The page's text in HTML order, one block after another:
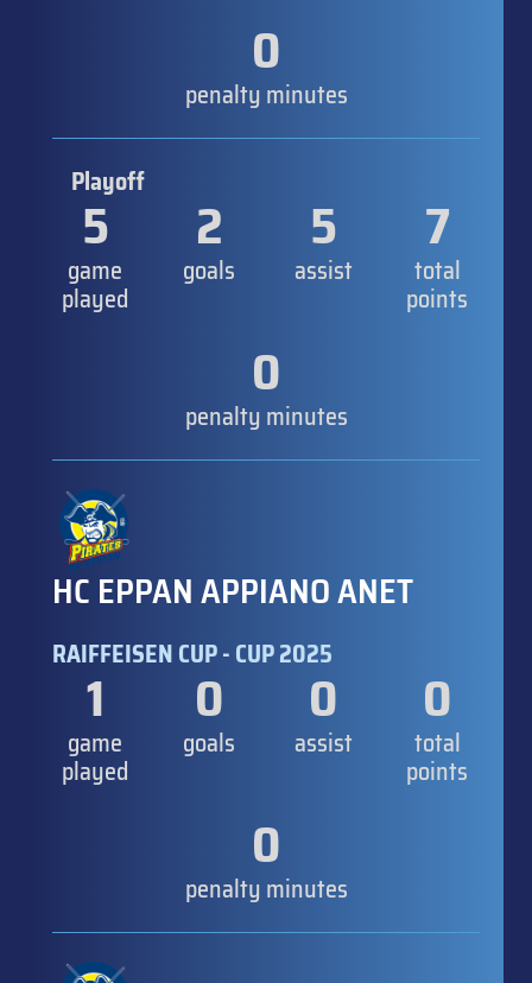
0
penalty minutes
Playoff
5
game
played
2
goals
5
assist
7
total
points
0
penalty minutes
HC EPPAN APPIANO ANET
RAIFFEISEN CUP - CUP 2025
1
game
played
0
goals
0
assist
0
total
points
0
penalty minutes